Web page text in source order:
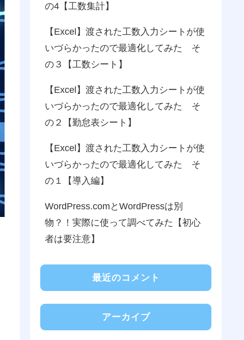
の4【工数集計】
【Excel】渡された工数入力シートが使
いづらかったので最適化してみた そ
の３【工数シート】
【Excel】渡された工数入力シートが使
いづらかったので最適化してみた そ
の２【勤怠表シート】
【Excel】渡された工数入力シートが使
いづらかったので最適化してみた そ
の１【導入編】
WordPress.comとWordPressは別
物？！実際に使って調べてみた【初心
者は要注意】
最近のコメント
アーカイブ